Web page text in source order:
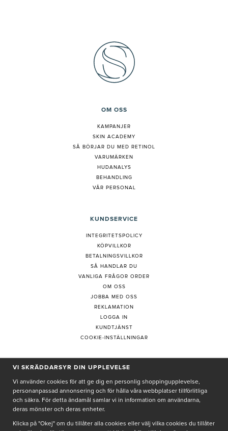
OM OSS
KAMPANJER
SKIN ACADEMY
SÅ BÖRJAR DU MED RETINOL
VARUMÄRKEN
HUDANALYS
BEHANDLING
VÅR PERSONAL
KUNDSERVICE
INTEGRITETSPOLICY
KÖPVILLKOR
BETALNINGSVILLKOR
SÅ HANDLAR DU
VANLIGA FRÅGOR ORDER
OM OSS
JOBBA MED OSS
REKLAMATION
LOGGA IN
KUNDTJÄNST
COOKIE-INSTÄLLNINGAR
PRENUMERERA PÅ NYHETSBREV
Genom att ge min e-post, accepterar jag Seth och Sallyintegritetspolicy
VI SKRÄDDARSYR DIN UPPLEVELSE
Vi använder cookies för att ge dig en personlig shoppingupplevelse,
personanpassad annonsering och för hålla våra webbplatser tillförlitliga
och säkra. För detta ändamål samlar vi in information om användarna,
deras mönster och deras enheter.
Klicka på "Okej" om du tillåter alla cookies eller välj vilka cookies du tillåter